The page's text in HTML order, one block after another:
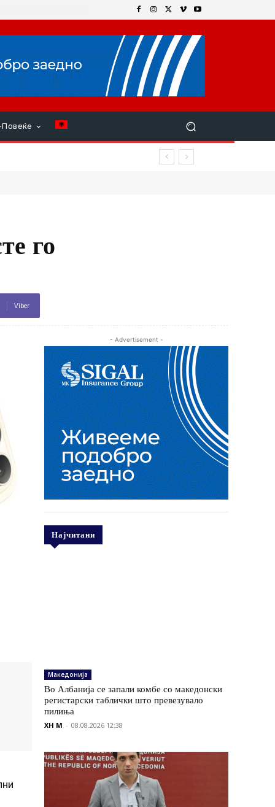
го
Viber
- Advertisement -
Најчитани
Македонија
Во Албанија се запали комбе со македонски
регистарски таблички што превезувало
пилиња
XH M - 08.08.2026 12:38